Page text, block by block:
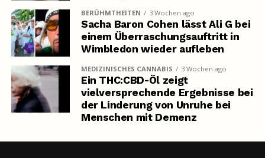
BERÜHMTHEITEN 3 Wochen ago
Sacha Baron Cohen lässt Ali G bei
einem Überraschungsauftritt in
Wimbledon wieder aufleben
MEDIZINISCHES CANNABIS 3 Wochen ago
Ein THC:CBD-Öl zeigt
vielversprechende Ergebnisse bei
der Linderung von Unruhe bei
Menschen mit Demenz